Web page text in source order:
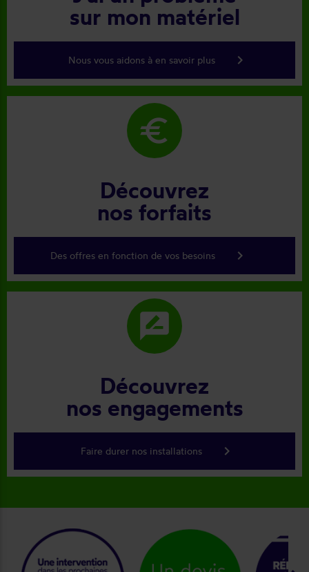
sur mon matériel
Nous vous aidons à en savoir plus keyboard_arrow_right
euro
Découvrez
nos forfaits
Des offres en fonction de vos besoins keyboard_arrow_right
rate_review
Découvrez
nos engagements
Faire durer nos installations keyboard_arrow_right